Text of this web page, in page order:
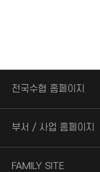
전국수협 홈페이지
부서 / 사업 홈페이지
FAMILY SITE